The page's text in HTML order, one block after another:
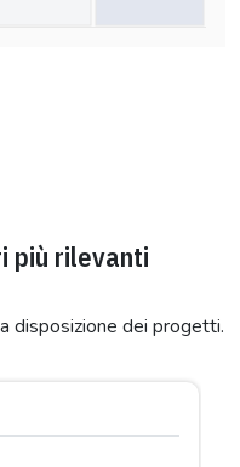
più rilevanti
disposizione dei progetti.